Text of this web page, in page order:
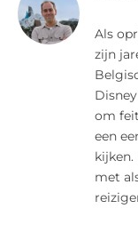
Als
zijn
om
een
met